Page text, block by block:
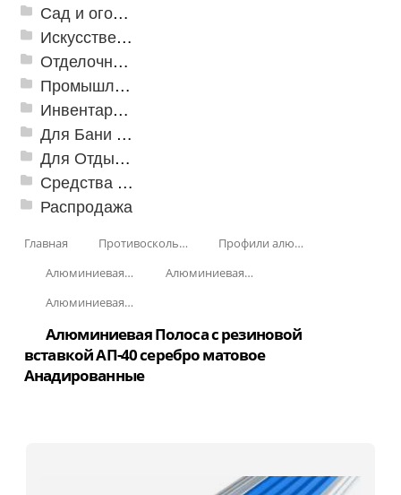
Сад и огород
Искусственная трава
Отделочные профили
Промышленный текстиль
Инвентарь для клининга
Для Бани и Сауны
Для Отдыха и Пикника
Средства от насекомых и садовых вредителей
Распродажа
Главная Противоскользящая защита для лестниц, профили, ленты
Профили алюминиевые с резиновой вставкой
Алюминиевая полоса с резиновыми вставками
Алюминиевая Полоса с резиновой вставкой АП-40
Алюминиевая Полоса с резиновой вставкой АП-40 Анадированные
Алюминиевая Полоса с резиновой
вставкой АП-40 серебро матовое
Анадированные